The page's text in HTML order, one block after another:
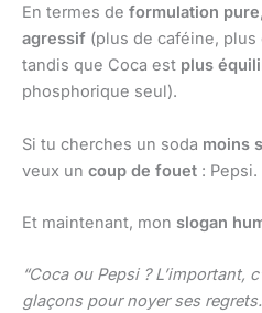
En termes de formulation pure
agressif (plus de caféine,
tandis que Coca est plus
phosphorique seul).
Si tu cherches un soda moins
veux un coup de fouet : Pepsi.
Et maintenant, mon slogan
“Coca ou Pepsi ? L’important,
glaçons pour noyer ses